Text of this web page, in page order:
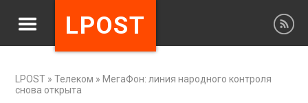
LPOST
LPOST »Телеком » МегаФон: линия народного контроля
снова открыта